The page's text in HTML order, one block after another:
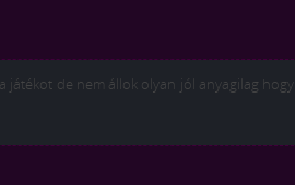
játékot de nem állok olyan jól anyagilag hogy